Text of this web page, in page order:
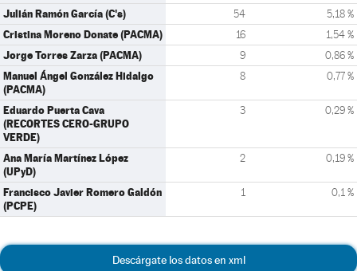
Julián Ramón García (C's) 54 5,18 %
Cristina Moreno Donate (PACMA) 16 1,54 %
Jorge Torres Zarza (PACMA) 9 0,86 %
Manuel Ángel González Hidalgo
(PACMA)
8 0,77 %
Eduardo Puerta Cava
(RECORTES CERO-GRUPO
VERDE)
3 0,29 %
Ana María Martínez López
(UPyD)
2 0,19 %
Francisco Javier Romero Galdón
(PCPE)
1 0,1 %
Descárgate los datos en xml